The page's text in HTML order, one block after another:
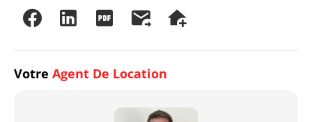
Votre Agent De Location